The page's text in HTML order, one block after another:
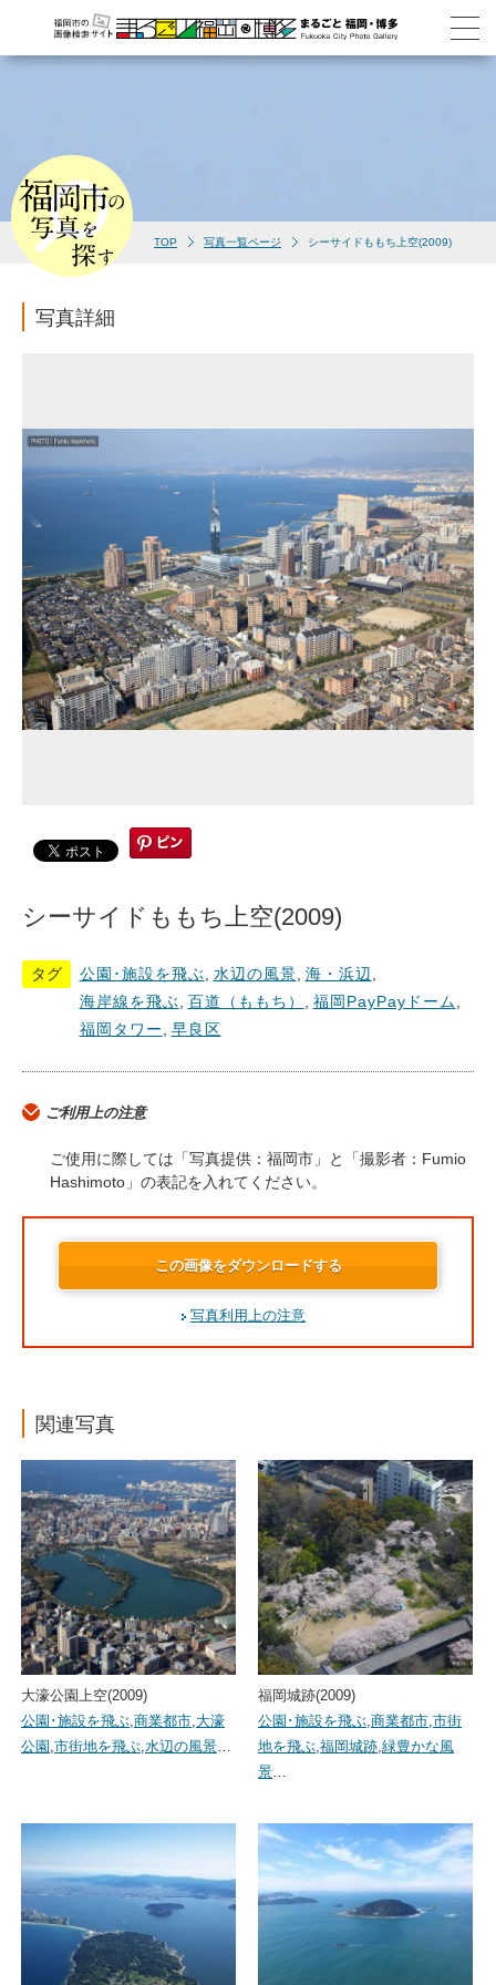
TOP 写真一覧ページ シーサイドももち上空(2009)
写真詳細
シーサイドももち上空(2009)
タグ 公園･施設を飛ぶ 水辺の風景 海・浜辺
海岸線を飛ぶ
百道（ももち） 福岡PayPayドーム
福岡タワー
早良区
ご利用上の注意
ご使用に際しては「写真提供：福岡市」と「撮影者：Fumio
Hashimoto」の表記を入れてください。
この画像をダウンロードする
写真利用上の注意
関連写真
大濠公園上空(2009)
公園･施設を飛ぶ,商業都市,大濠
公園 ,市街地を飛ぶ,水辺の風景…
福岡城跡(2009)
公園･施設を飛ぶ,商業都市,市街
地を飛ぶ,福岡城跡,緑豊かな風
景…